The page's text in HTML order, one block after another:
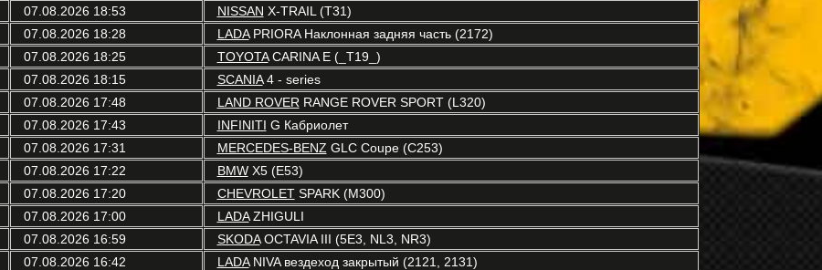
07.08.2026 18:53 NISSAN X-TRAIL (T31)
07.08.2026 18:28 LADAPRIORA Наклонная задняя часть (2172)
07.08.2026 18:25 TOYOTACARINA E (_T19_)
07.08.2026 18:15 SCANIA4 - series
07.08.2026 17:48 LAND ROVER RANGE ROVER SPORT (L320)
07.08.2026 17:43 INFINITI G Кабриолет
07.08.2026 17:31 MERCEDES-BENZ GLC Coupe (C253)
07.08.2026 17:22 BMWX5 (E53)
07.08.2026 17:20 CHEVROLETSPARK (M300)
07.08.2026 17:00 LADAZHIGULI
07.08.2026 16:59 SKODAOCTAVIA III (5E3, NL3, NR3)
07.08.2026 16:42 LADANIVA вездеход закрытый (2121, 2131)